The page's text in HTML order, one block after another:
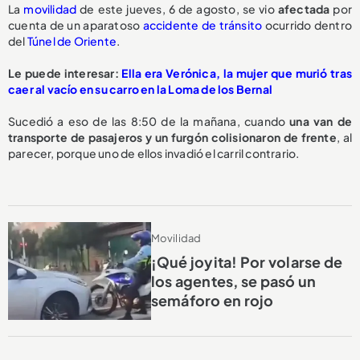
La movilidad de este jueves, 6 de agosto, se vioafectada por
cuenta de un aparatoso accidente de tránsito ocurrido dentro
delTúnel de Oriente.
Le puede interesar: Ella era Verónica, la mujer que murió tras
caer al vacío en su carro en la Loma de los Bernal
Sucedió a eso de las 8:50 de la mañana, cuandouna van de
transporte de pasajeros y un furgón colisionaron de frente, al
parecer, porque uno de ellos invadió el carril contrario.
Movilidad
¡Qué joyita! Por volarse de
los agentes, se pasó un
semáforo en rojo